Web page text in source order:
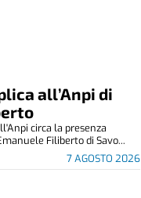
all’Anpi di
7 AGOSTO 2026
circa la presenza
Filiberto di Savo...